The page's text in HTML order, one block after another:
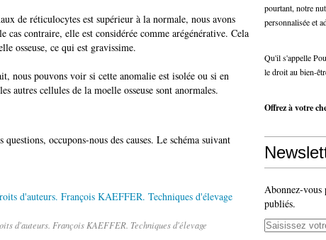
de réticulocytes est supérieur à la normale, nous avons
cas contraire, elle est considérée comme arégénérative. Cela
osseuse, ce qui est gravissime.
nous pouvons voir si cette anomalie est isolée ou si en
autres cellules de la moelle osseuse sont anormales.
occupons-nous des causes. Le schéma suivant
d'auteurs. François KAEFFER. Techniques d'élevage
pourtant, notre
personnalisée et
Qu'il s'appelle
le droit au bien-
Offrez à votre
Abonnez-vous
publiés.